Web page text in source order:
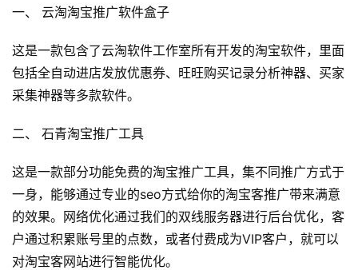
首
页
行
一、 云淘淘宝推广软件盒子
这是一款包含了云淘软件工作室所有开发的淘宝软件，里面
包括全自动进店发放优惠券、旺旺购买记录分析神器、买家
采集神器等多款软件。
二、 石青淘宝推广工具
这是一款部分功能免费的淘宝推广工具，集不同推广方式于
一身，能够通过专业的seo方式给你的淘宝客推广带来满意
的效果。网络优化通过我们的双线服务器进行后台优化，客
户通过积累账号里的点数，或者付费成为VIP客户，就可以
对淘宝客网站进行智能优化。